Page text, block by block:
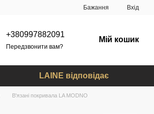
Бажання Вхід
+380997882091
Передзвонити вам?
Мій кошик
LAINE відповідає
В'язані покривала LA MODNO